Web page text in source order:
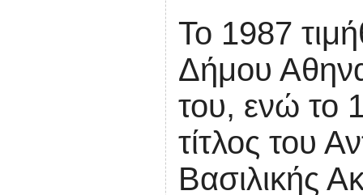
Το 1987
Δήμου
του, ενώ το
τίτλος του
Βασιλικής